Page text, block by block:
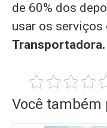
de 60% dos
usar os
Transportadora.
Você também